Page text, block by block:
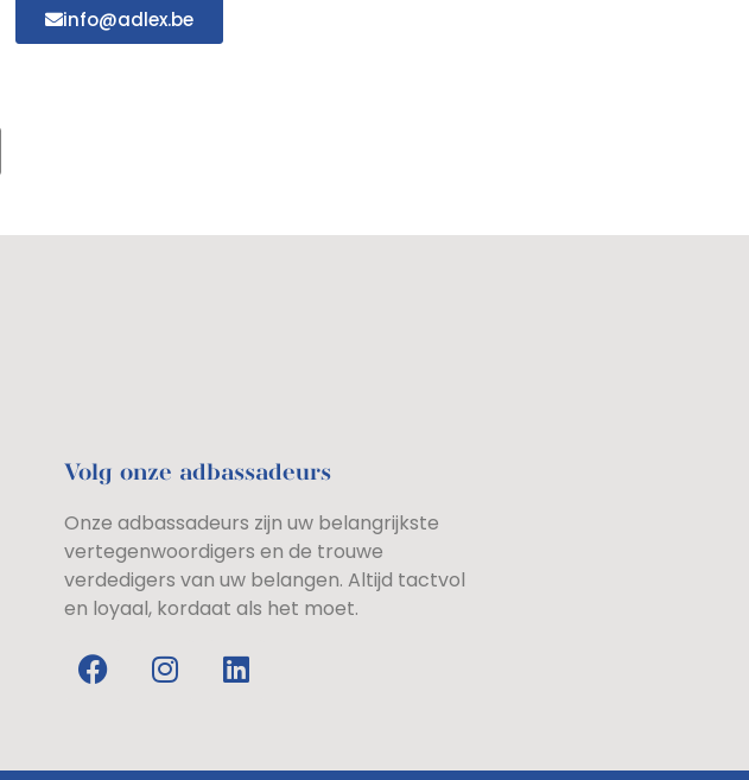
info@adlex.be
Volg onze adbassadeurs
Onze adbassadeurs zijn uw belangrijkste
vertegenwoordigers en de trouwe
verdedigers van uw belangen. Altijd tactvol
en loyaal, kordaat als het moet.